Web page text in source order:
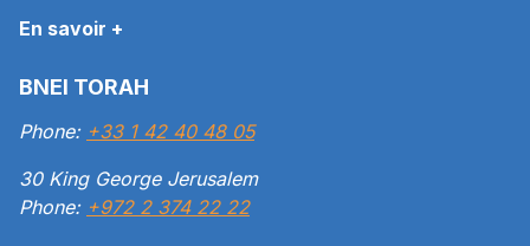
En savoir +
BNEI TORAH
Phone: +33 1 42 40 48 05
30 King George Jerusalem
Phone: +972 2 374 22 22